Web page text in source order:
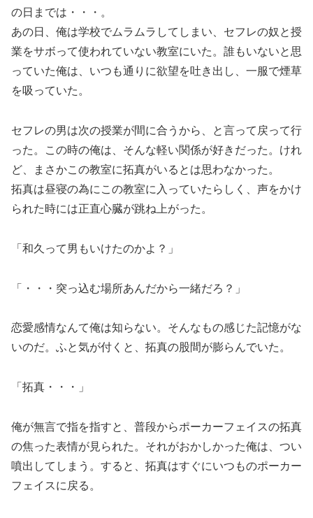
の日までは・・・。
あの日、俺は学校でムラムラしてしまい、セフレの奴と授
業をサボって使われていない教室にいた。誰もいないと思
っていた俺は、いつも通りに欲望を吐き出し、一服で煙草
を吸っていた。
セフレの男は次の授業が間に合うから、と言って戻って行
った。この時の俺は、そんな軽い関係が好きだった。けれ
ど、まさかこの教室に拓真がいるとは思わなかった。
拓真は昼寝の為にこの教室に入っていたらしく、声をかけ
られた時には正直心臓が跳ね上がった。
「和久って男もいけたのかよ？」
「・・・突っ込む場所あんだから一緒だろ？」
恋愛感情なんて俺は知らない。そんなもの感じた記憶がな
いのだ。ふと気が付くと、拓真の股間が膨らんでいた。
「拓真・・・」
俺が無言で指を指すと、普段からポーカーフェイスの拓真
の焦った表情が見られた。それがおかしかった俺は、つい
噴出してしまう。すると、拓真はすぐにいつものポーカー
フェイスに戻る。